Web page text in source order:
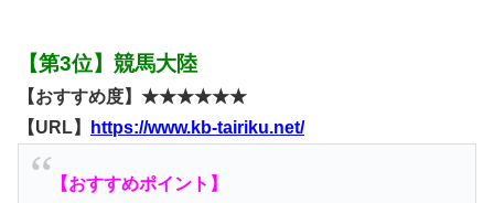
【第3位】競馬大陸
【おすすめ度】★★★★★★
【URL】
https://www.kb-tairiku.net/
【おすすめポイント】